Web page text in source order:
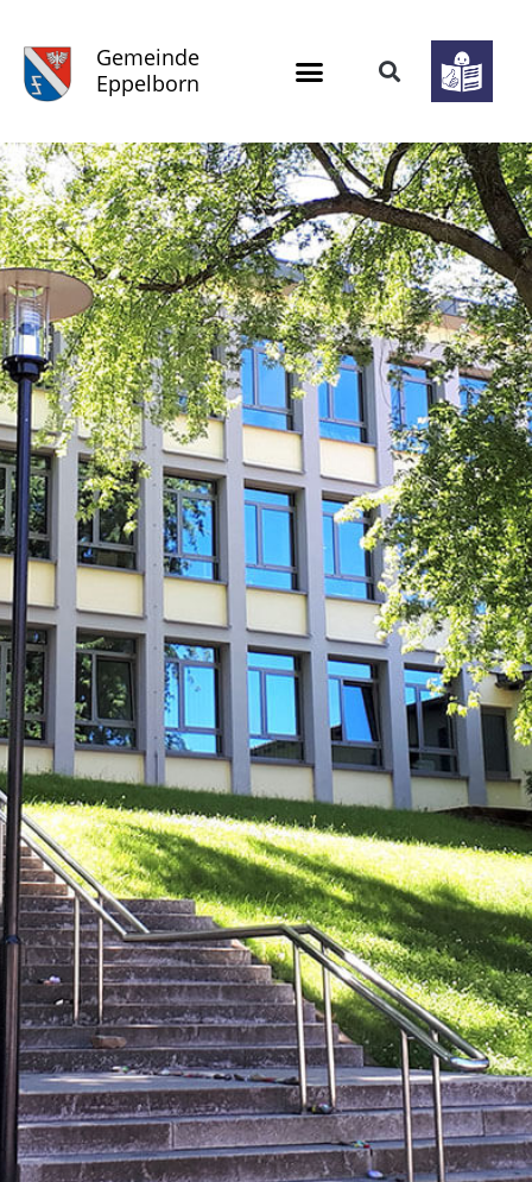
Gemeinde
Eppelborn